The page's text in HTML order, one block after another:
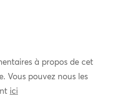
à propos de cet
Vous pouvez nous les
ici